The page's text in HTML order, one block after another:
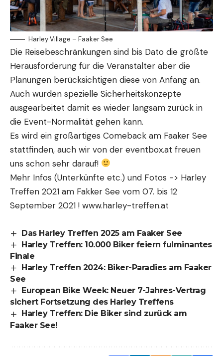
Harley Village – Faaker See
Die Reisebeschränkungen sind bis Dato die größte
Herausforderung für die Veranstalter aber die
Planungen berücksichtigen diese von Anfang an.
Auch wurden spezielle Sicherheitskonzepte
ausgearbeitet damit es wieder langsam zurück in
die Event-Normalität gehen kann.
Es wird ein großartiges Comeback am Faaker See
stattfinden, auch wir von der eventbox.at freuen
uns schon sehr darauf!
Mehr Infos (Unterkünfte etc.) und Fotos -> Harley
Treffen 2021 am Fakker See vom 07. bis 12
September 2021 ! www.harley-treffen.at
Das Harley Treffen 2025 am Faaker See
Harley Treffen: 10.000 Biker feiern fulminantes
Finale
Harley Treffen 2024: Biker-Paradies am Faaker
See
European Bike Week: Neuer 7-Jahres-Vertrag
sichert Fortsetzung des Harley Treffens
Harley Treffen: Die Biker sind zurück am
Faaker See!